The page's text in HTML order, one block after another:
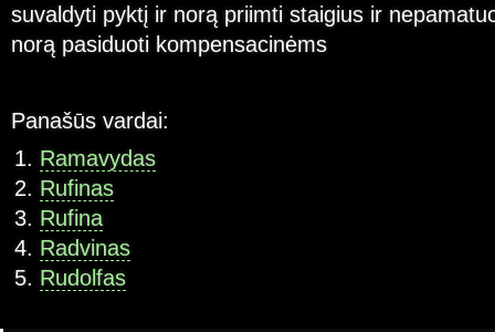
suvaldyti pyktį ir norą priimti staigius ir
norą pasiduoti kompensacinėms
Panašūs vardai:
Ramavydas
Rufinas
Rufina
Radvinas
Rudolfas